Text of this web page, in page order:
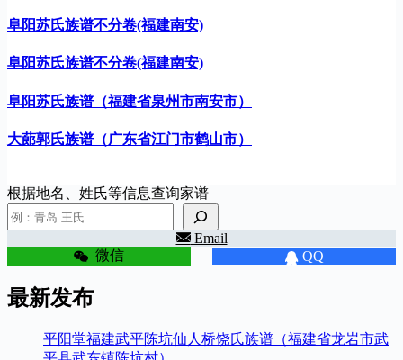
阜阳苏氏族谱不分卷(福建南安)
阜阳苏氏族谱不分卷(福建南安)
阜阳苏氏族谱（福建省泉州市南安市）
大蓈郭氏族谱（广东省江门市鹤山市）
根据地名、姓氏等信息查询家谱
Email
微信 QQ
最新发布
平阳堂福建武平陈坑仙人桥饶氏族谱（福建省龙岩市武